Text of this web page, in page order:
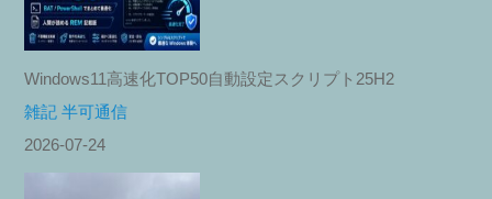
Windows11高速化TOP50自動設定スクリプト25H2
雑記 半可通信
2026-07-24